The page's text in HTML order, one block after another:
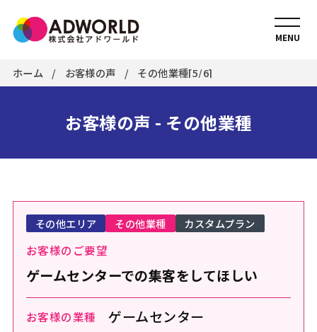
MENU
ホーム お客様の声 その他業種[5/6]
お客様の声 - その他業種
お客様のご要望
ゲームセンターでの集客をしてほしい
お客様の業種 ゲームセンター
その他エリア その他業種 カスタムプラン